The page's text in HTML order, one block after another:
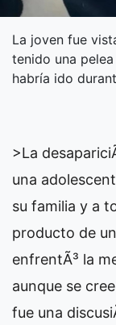
La joven fue
tenido una
habría ido
>La
una
su familia y a
producto de
enfrentÃ³ la
aunque se
fue una